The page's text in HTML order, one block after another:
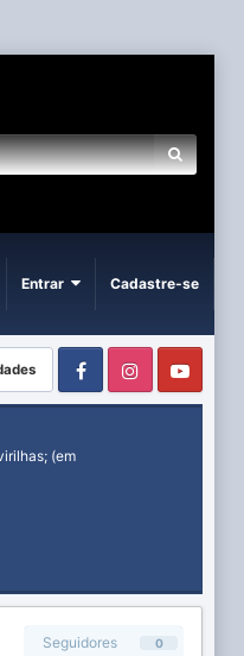
Entrar Cadastre-se
FacebookInstagram
(em
Seguidores 0